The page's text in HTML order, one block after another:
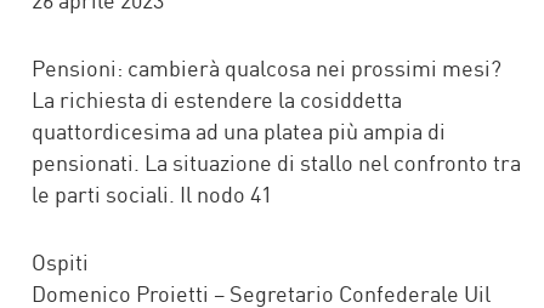
Pensioni: cambierà qualcosa nei prossimi mesi?
La richiesta di estendere la cosiddetta
quattordicesima ad una platea più ampia di
pensionati. La situazione di stallo nel confronto tra
le parti sociali. Il nodo 41
Ospiti
Domenico Proietti – Segretario Confederale Uil